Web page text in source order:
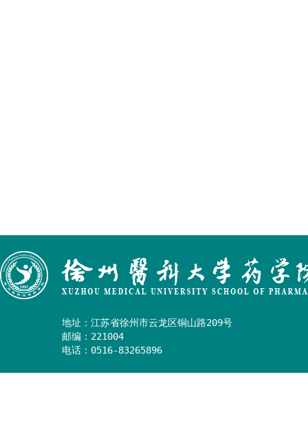
地址：江苏省徐州市云龙区铜山路209号
邮编：221004
电话：0516-83265896